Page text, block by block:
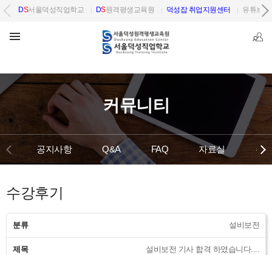
DS서울덕성직업학교 DS원격평생교육원 덕성잡 취업지원센터 유튜브
커뮤니티
공지사항 Q&A FAQ 자료실 수
수강후기
분류 설비보전
제목 설비보전 기사 합격 하였습니다....